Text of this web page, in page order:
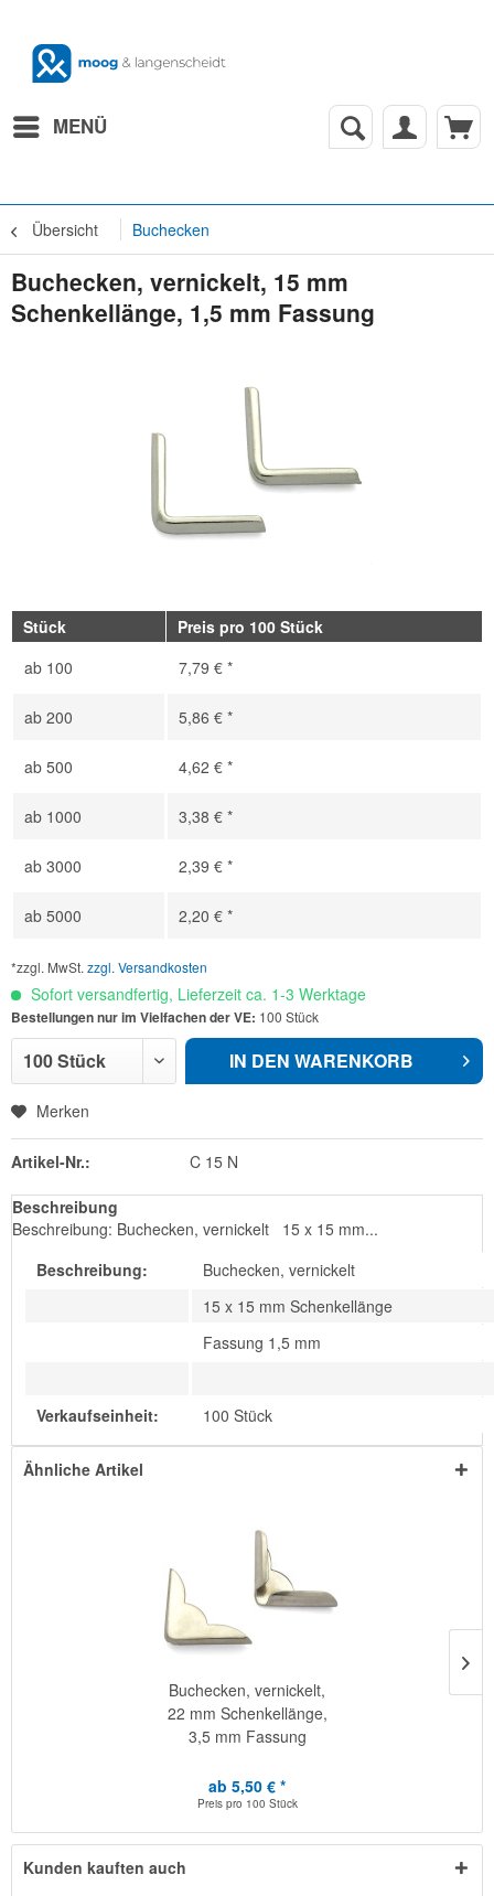
MENÜ
Übersicht Buchecken
Buchecken, vernickelt, 15 mm
Schenkellänge, 1,5 mm Fassung
Stück
Preis pro 100 Stück
ab 100 7,79 € *
ab 200 5,86 € *
ab 500 4,62 € *
ab 1000 3,38 € *
ab 3000 2,39 € *
ab 5000 2,20 € *
*zzgl. MwSt. zzgl. Versandkosten
Sofort versandfertig, Lieferzeit ca. 1-3 Werktage
Bestellungen nur im Vielfachen der VE: 100 Stück
IN DEN WARENKORB
Merken
Artikel-Nr.: C 15 N
Beschreibung
Beschreibung: Buchecken, vernickelt 15 x 15 mm...
Beschreibung:
Buchecken, vernickelt
15 x 15 mm Schenkellänge
Fassung 1,5 mm
Verkaufseinheit: 100 Stück
Ähnliche Artikel
Buchecken, vernickelt,
22 mm Schenkellänge,
3,5 mm Fassung
ab 5,50 € *
Preis pro 100 Stück
Kunden kauften auch